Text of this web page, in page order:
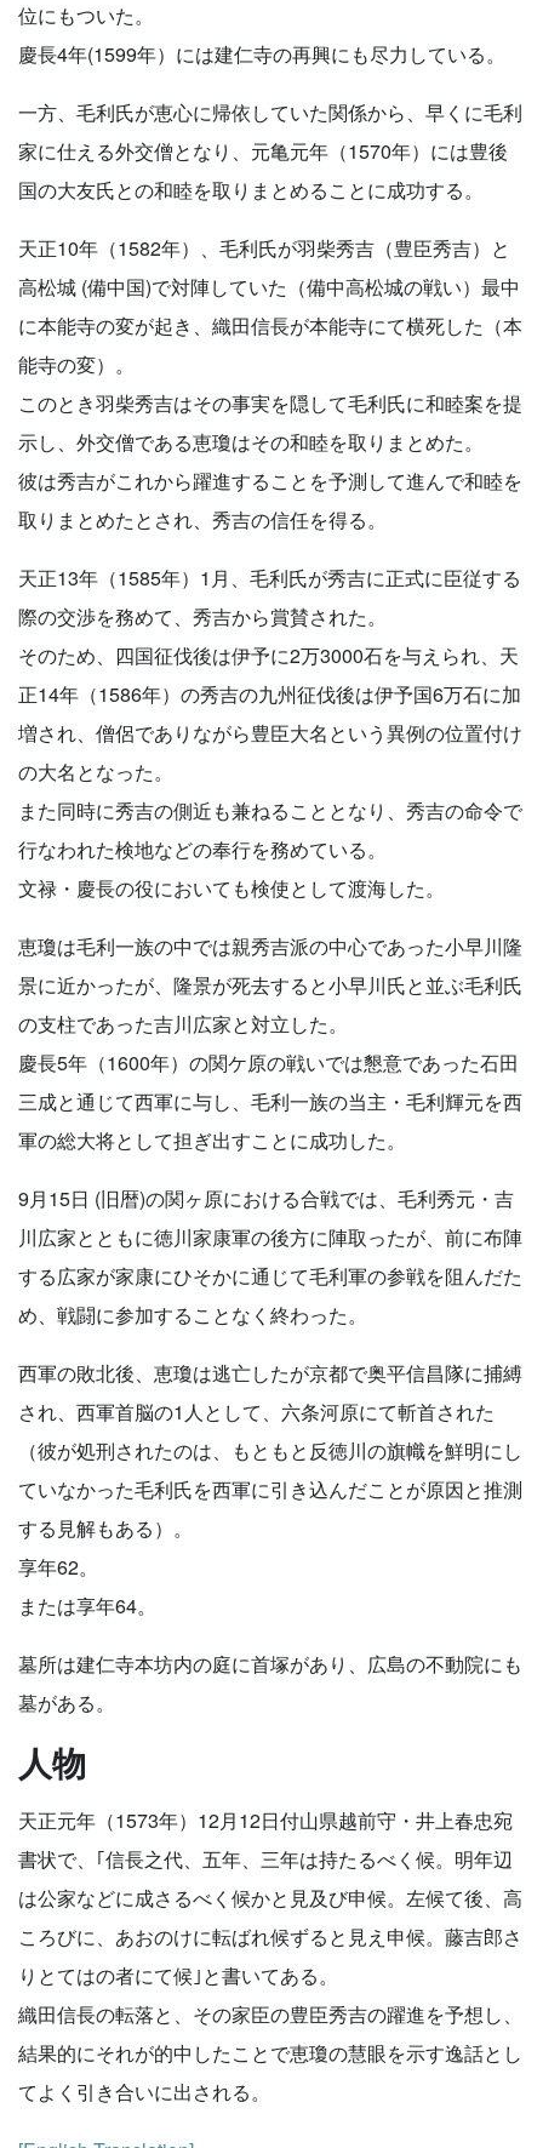
位にもついた。
慶長4年(1599年）には建仁寺の再興にも尽力している。
一方、毛利氏が恵心に帰依していた関係から、早くに毛利
家に仕える外交僧となり、元亀元年（1570年）には豊後
国の大友氏との和睦を取りまとめることに成功する。
天正10年（1582年）、毛利氏が羽柴秀吉（豊臣秀吉）と
高松城 (備中国)で対陣していた（備中高松城の戦い）最中
に本能寺の変が起き、織田信長が本能寺にて横死した（本
能寺の変）。
このとき羽柴秀吉はその事実を隠して毛利氏に和睦案を提
示し、外交僧である恵瓊はその和睦を取りまとめた。
彼は秀吉がこれから躍進することを予測して進んで和睦を
取りまとめたとされ、秀吉の信任を得る。
天正13年（1585年）1月、毛利氏が秀吉に正式に臣従する
際の交渉を務めて、秀吉から賞賛された。
そのため、四国征伐後は伊予に2万3000石を与えられ、天
正14年（1586年）の秀吉の九州征伐後は伊予国6万石に加
増され、僧侶でありながら豊臣大名という異例の位置付け
の大名となった。
また同時に秀吉の側近も兼ねることとなり、秀吉の命令で
行なわれた検地などの奉行を務めている。
文禄・慶長の役においても検使として渡海した。
恵瓊は毛利一族の中では親秀吉派の中心であった小早川隆
景に近かったが、隆景が死去すると小早川氏と並ぶ毛利氏
の支柱であった吉川広家と対立した。
慶長5年（1600年）の関ケ原の戦いでは懇意であった石田
三成と通じて西軍に与し、毛利一族の当主・毛利輝元を西
軍の総大将として担ぎ出すことに成功した。
9月15日 (旧暦)の関ヶ原における合戦では、毛利秀元・吉
川広家とともに徳川家康軍の後方に陣取ったが、前に布陣
する広家が家康にひそかに通じて毛利軍の参戦を阻んだた
め、戦闘に参加することなく終わった。
西軍の敗北後、恵瓊は逃亡したが京都で奥平信昌隊に捕縛
され、西軍首脳の1人として、六条河原にて斬首された
（彼が処刑されたのは、もともと反徳川の旗幟を鮮明にし
ていなかった毛利氏を西軍に引き込んだことが原因と推測
する見解もある）。
享年62。
または享年64。
墓所は建仁寺本坊内の庭に首塚があり、広島の不動院にも
墓がある。
人物
天正元年（1573年）12月12日付山県越前守・井上春忠宛
書状で、｢信長之代、五年、三年は持たるべく候。明年辺
は公家などに成さるべく候かと見及び申候。左候て後、高
ころびに、あおのけに転ばれ候ずると見え申候。藤吉郎さ
りとてはの者にて候｣と書いてある。
織田信長の転落と、その家臣の豊臣秀吉の躍進を予想し、
結果的にそれが的中したことで恵瓊の慧眼を示す逸話とし
てよく引き合いに出される。